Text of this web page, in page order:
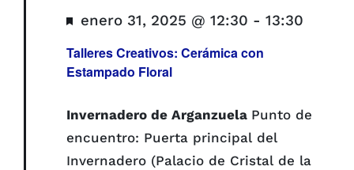
Talleres Creativos: Cerámica con
Estampado Floral
Destacado
enero 31, 2025 @ 12:30 - 13:30
Invernadero de Arganzuela Punto de
encuentro: Puerta principal del
Invernadero (Palacio de Cristal de la